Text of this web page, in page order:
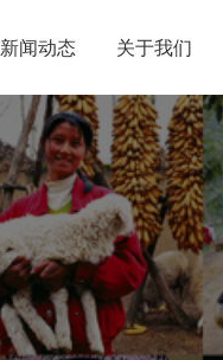
新闻动态 关于我们